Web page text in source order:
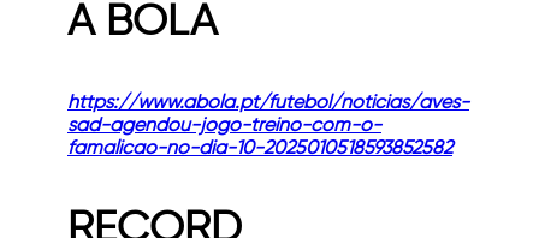
A BOLA
https://www.abola.pt/futebol/noticias/aves-
sad-agendou-jogo-treino-com-o-
famalicao-no-dia-10-2025010518593852582